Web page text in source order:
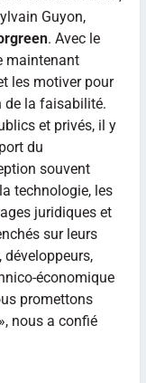
Guyon,
. Avec le
maintenant
les motiver pour
de la faisabilité.
et privés, il y
du
souvent
technologie, les
juridiques et
sur leurs
développeurs,
économique
promettons
nous a confié